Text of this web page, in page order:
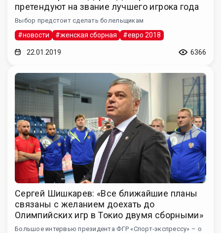
претендуют на звание лучшего игрока года
Выбор предстоит сделать болельщикам
#новости #женская сборная #евро 2018
22.01.2019 6366
Сергей Шишкарев: «Все ближайшие планы
связаны с желанием доехать до
Олимпийских игр в Токио двумя сборными»
Большое интервью президента ФГР «Спорт-экспрессу» – о